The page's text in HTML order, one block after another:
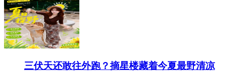
三伏天还敢往外跑？摘星楼藏着今夏最野清凉